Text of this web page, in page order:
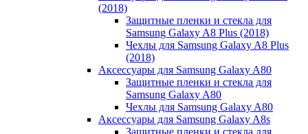
(2018)
Защитные пленки и стекла для
Samsung Galaxy A8 Plus (2018)
Чехлы для Samsung Galaxy A8 Plus
(2018)
Аксессуары для Samsung Galaxy A80
Защитные пленки и стекла для
Samsung Galaxy A80
Чехлы для Samsung Galaxy A80
Аксессуары для Samsung Galaxy A8s
Защитные пленки и стекла для